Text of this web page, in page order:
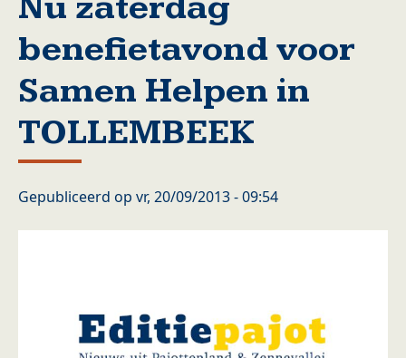
benefietavond voor
Samen Helpen in
TOLLEMBEEK
Gepubliceerd op vr, 20/09/2013 - 09:54